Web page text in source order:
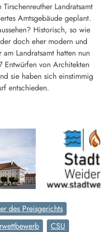
Landratsamt
Amtsgebäude geplant.
Historisch, so wie
doch eher modern und
Landratsamt hatten nun
von Architekten
sie haben sich einstimmig
entschieden.
des Preisgerichts
CSU